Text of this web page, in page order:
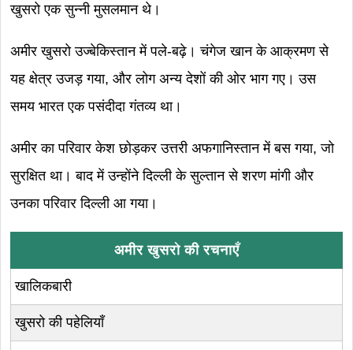
खुसरो एक सुन्नी मुसलमान थे।
अमीर खुसरो उज्बेकिस्तान में पले-बढ़े। चंगेज खान के आक्रमण से
यह क्षेत्र उजड़ गया, और लोग अन्य देशों की ओर भाग गए। उस
समय भारत एक पसंदीदा गंतव्य था।
अमीर का परिवार केश छोड़कर उत्तरी अफगानिस्तान में बस गया, जो
सुरक्षित था। बाद में उन्होंने दिल्ली के सुल्तान से शरण मांगी और
उनका परिवार दिल्ली आ गया।
अमीर खुसरो की रचनाएँ
खालिकबारी
खुसरो की पहेलियाँ